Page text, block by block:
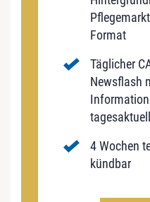
Format
Täglicher
Newsflash
4 Wochen
kündbar